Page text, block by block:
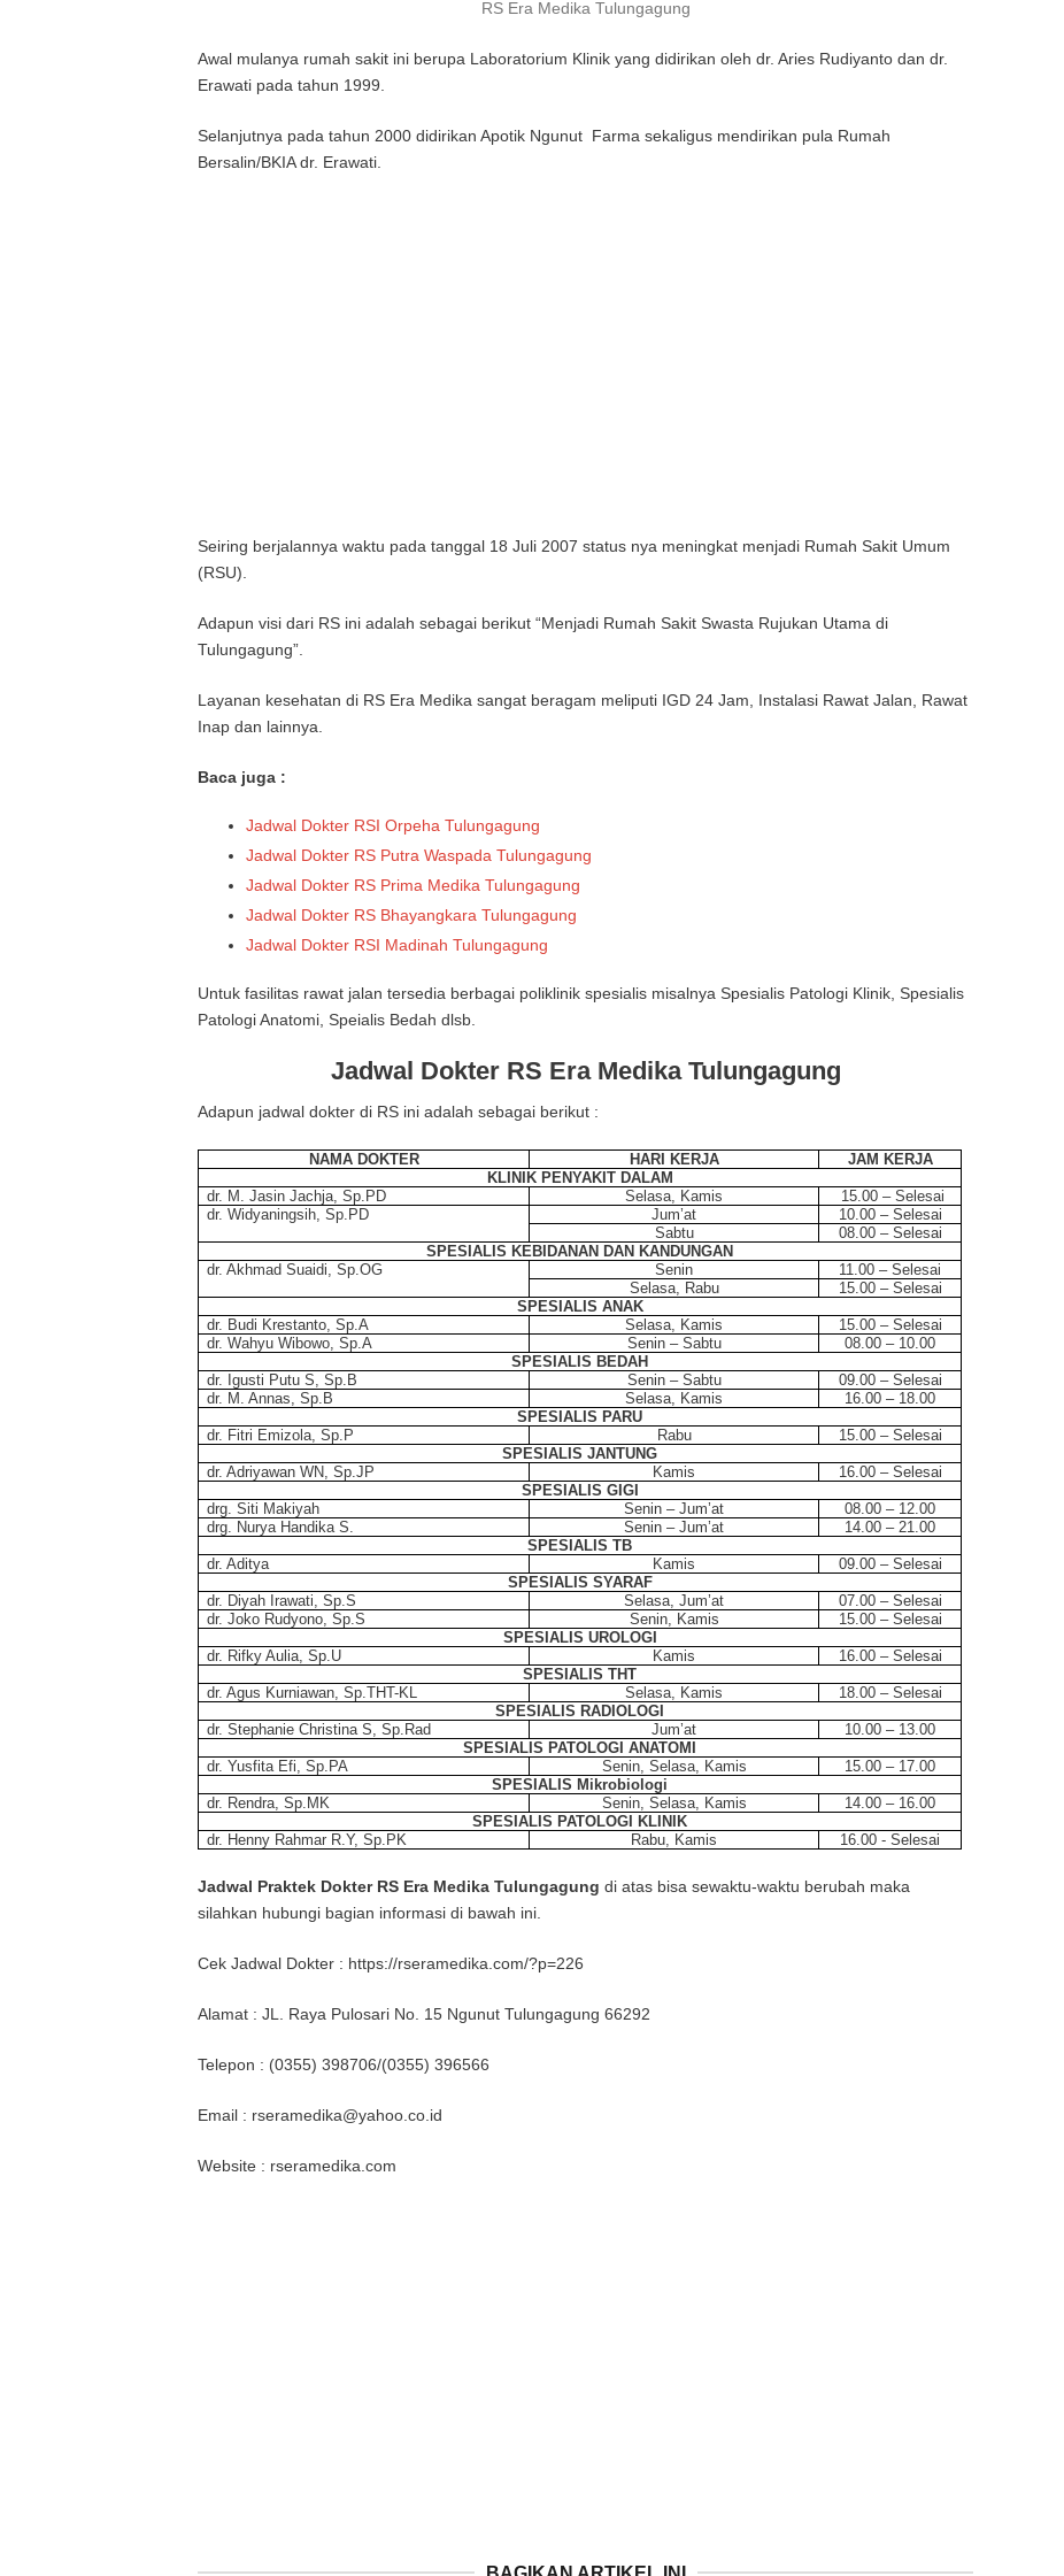
RS Era Medika Tulungagung
Awal mulanya rumah sakit ini berupa Laboratorium Klinik yang didirikan oleh dr. Aries Rudiyanto dan dr.
Erawati pada tahun 1999.
Selanjutnya pada tahun 2000 didirikan Apotik Ngunut Farma sekaligus mendirikan pula Rumah
Bersalin/BKIA dr. Erawati.
Seiring berjalannya waktu pada tanggal 18 Juli 2007 status nya meningkat menjadi Rumah Sakit Umum
(RSU).
Adapun visi dari RS ini adalah sebagai berikut “Menjadi Rumah Sakit Swasta Rujukan Utama di
Tulungagung”.
Layanan kesehatan di RS Era Medika sangat beragam meliputi IGD 24 Jam, Instalasi Rawat Jalan, Rawat
Inap dan lainnya.
Baca juga :
Jadwal Dokter RSI Orpeha Tulungagung
Jadwal Dokter RS Putra Waspada Tulungagung
Jadwal Dokter RS Prima Medika Tulungagung
Jadwal Dokter RS Bhayangkara Tulungagung
Jadwal Dokter RSI Madinah Tulungagung
Untuk fasilitas rawat jalan tersedia berbagai poliklinik spesialis misalnya Spesialis Patologi Klinik, Spesialis
Patologi Anatomi, Speialis Bedah dlsb.
Jadwal Dokter RS Era Medika Tulungagung
Adapun jadwal dokter di RS ini adalah sebagai berikut :
NAMA DOKTER HARI KERJA
JAM KERJA
KLINIK PENYAKIT DALAM
dr. M. Jasin Jachja, Sp.PD
Selasa, Kamis
15.00 – Selesai
dr. Widyaningsih, Sp.PD
Jum’at
10.00 – Selesai
Sabtu
08.00 – Selesai
SPESIALIS KEBIDANAN DAN KANDUNGAN
dr. Akhmad Suaidi, Sp.OG
Senin
11.00 – Selesai
Selasa, Rabu
15.00 – Selesai
SPESIALIS ANAK
dr. Budi Krestanto, Sp.A
Selasa, Kamis
15.00 – Selesai
dr. Wahyu Wibowo, Sp.A
Senin – Sabtu
08.00 – 10.00
SPESIALIS BEDAH
dr. Igusti Putu S, Sp.B
Senin – Sabtu
09.00 – Selesai
dr. M. Annas, Sp.B
Selasa, Kamis
16.00 – 18.00
SPESIALIS PARU
dr. Fitri Emizola, Sp.P
Rabu
15.00 – Selesai
SPESIALIS JANTUNG
dr. Adriyawan WN, Sp.JP
Kamis
16.00 – Selesai
SPESIALIS GIGI
drg. Siti Makiyah
Senin – Jum’at
08.00 – 12.00
drg. Nurya Handika S.
Senin – Jum’at
14.00 – 21.00
SPESIALIS TB
dr. Aditya
Kamis
09.00 – Selesai
SPESIALIS SYARAF
dr. Diyah Irawati, Sp.S
Selasa, Jum’at
07.00 – Selesai
dr. Joko Rudyono, Sp.S
Senin, Kamis
15.00 – Selesai
SPESIALIS UROLOGI
dr. Rifky Aulia, Sp.U
Kamis
16.00 – Selesai
SPESIALIS THT
dr. Agus Kurniawan, Sp.THT-KL
Selasa, Kamis
18.00 – Selesai
SPESIALIS RADIOLOGI
dr. Stephanie Christina S, Sp.Rad
Jum’at
10.00 – 13.00
SPESIALIS PATOLOGI ANATOMI
dr. Yusfita Efi, Sp.PA
Senin, Selasa, Kamis
15.00 – 17.00
SPESIALIS Mikrobiologi
dr. Rendra, Sp.MK
Senin, Selasa, Kamis
14.00 – 16.00
SPESIALIS PATOLOGI KLINIK
dr. Henny Rahmar R.Y, Sp.PK
Rabu, Kamis 16.00 - Selesai
Jadwal Praktek Dokter RS Era Medika Tulungagung di atas bisa sewaktu-waktu berubah maka
silahkan hubungi bagian informasi di bawah ini.
Cek Jadwal Dokter : https://rseramedika.com/?p=226
Alamat : JL. Raya Pulosari No. 15 Ngunut Tulungagung 66292
Telepon : (0355) 398706/(0355) 396566
Email : rseramedika@yahoo.co.id
Website : rseramedika.com